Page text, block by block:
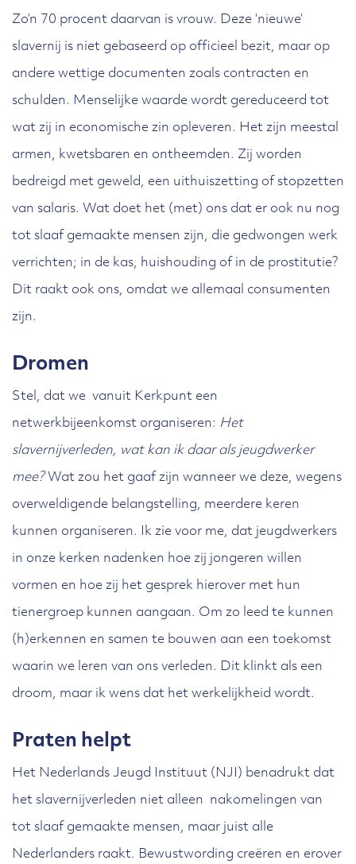
Zo’n 70 procent daarvan is vrouw. Deze ‘nieuwe’
slavernij is niet gebaseerd op officieel bezit, maar op
andere wettige documenten zoals contracten en
schulden. Menselijke waarde wordt gereduceerd tot
wat zij in economische zin opleveren. Het zijn meestal
armen, kwetsbaren en ontheemden. Zij worden
bedreigd met geweld, een uithuiszetting of stopzetten
van salaris. Wat doet het (met) ons dat er ook nu nog
tot slaaf gemaakte mensen zijn, die gedwongen werk
verrichten; in de kas, huishouding of in de prostitutie?
Dit raakt ook ons, omdat we allemaal consumenten
zijn.
Dromen
Stel, dat we vanuit Kerkpunt een
netwerkbijeenkomst organiseren: Het
slavernijverleden, wat kan ik daar als jeugdwerker
mee? Wat zou het gaaf zijn wanneer we deze, wegens
overweldigende belangstelling, meerdere keren
kunnen organiseren. Ik zie voor me, dat jeugdwerkers
in onze kerken nadenken hoe zij jongeren willen
vormen en hoe zij het gesprek hierover met hun
tienergroep kunnen aangaan. Om zo leed te kunnen
(h)erkennen en samen te bouwen aan een toekomst
waarin we leren van ons verleden. Dit klinkt als een
droom, maar ik wens dat het werkelijkheid wordt.
Praten helpt
Het Nederlands Jeugd Instituut (NJI) benadrukt dat
het slavernijverleden niet alleen nakomelingen van
tot slaaf gemaakte mensen, maar juist alle
Nederlanders raakt. Bewustwording creëren en erover